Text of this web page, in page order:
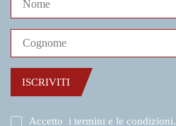
ISCRIVITI
Accetto i termini e le condizioni.